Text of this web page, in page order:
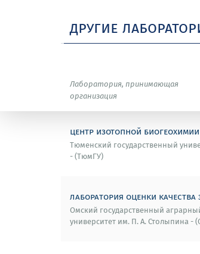
другие
Лаборатория, принимающая
организация
центр изотопной биогеохимии
Тюменский государственный
- (ТюмГУ)
лаборатория оценки качества
Омский государственный
университет им. П. А. Столыпина -